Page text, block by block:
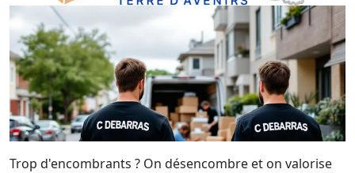
Trop d'encombrants ? On désencombre et on valorise